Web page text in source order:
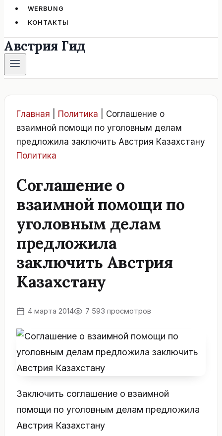
WERBUNG
КОНТАКТЫ
Австрия Гид
Главная Политика
Соглашение о
взаимной помощи по уголовным делам
предложила заключить Австрия Казахстану
Политика
Соглашение о
взаимной помощи по
уголовным делам
предложила
заключить Австрия
Казахстану
4 марта 2014 7 593 просмотров
Заключить соглашение о взаимной
помощи по уголовным делам предложила
Австрия Казахстану